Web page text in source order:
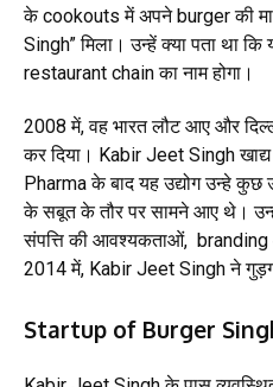
के cookouts में अपने burger की
Singh” मिला। उन्हें क्या पता था
restaurant chain का नाम होगा।
2008 में, वह भारत लौट आए और
कर दिया। Kabir Jeet Singh
Pharma के बाद यह उद्योग उन्हे कुछ
के सबूत के तौर पर सामने आए थे।
संपत्ति की आवश्यकताओं, branding
2014 में, Kabir Jeet Singh ने
Startup of Burger